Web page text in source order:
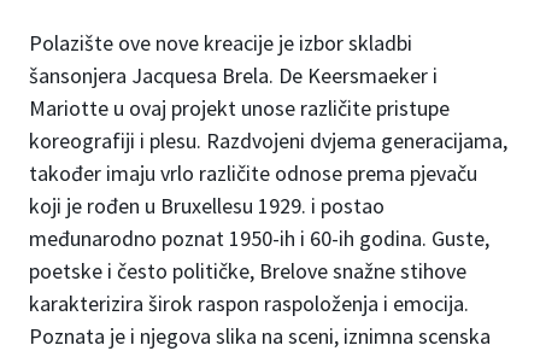
Polazište ove nove kreacije je izbor skladbi
šansonjera Jacquesa Brela. De Keersmaeker i
Mariotte u ovaj projekt unose različite pristupe
koreografiji i plesu. Razdvojeni dvjema generacijama,
također imaju vrlo različite odnose prema pjevaču
koji je rođen u Bruxellesu 1929. i postao
međunarodno poznat 1950-ih i 60-ih godina. Guste,
poetske i često političke, Brelove snažne stihove
karakterizira širok raspon raspoloženja i emocija.
Poznata je i njegova slika na sceni, iznimna scenska